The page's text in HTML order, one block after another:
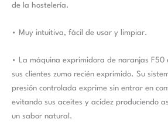
de la hostelería.
• Muy intuitiva, fácil de usar y limpiar.
• La máquina exprimidora de naranjas F50
sus clientes zumo recién exprimido. Su
presión controlada exprime sin entrar en
evitando sus aceites y acidez produciendo
un sabor natural.